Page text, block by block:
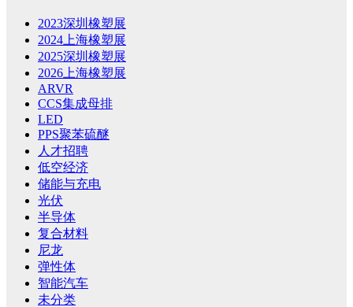
2023深圳橡塑展
2024上海橡塑展
2025深圳橡塑展
2026上海橡塑展
ARVR
CCS集成母排
LED
PPS聚苯硫醚
人才招聘
低空经济
储能与充电
光伏
半导体
复合材料
尼龙
弹性体
智能汽车
未分类